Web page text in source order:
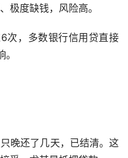
极度缺钱，风险高。
次，多数银行信用贷直接
晚还了几天，已结清。这